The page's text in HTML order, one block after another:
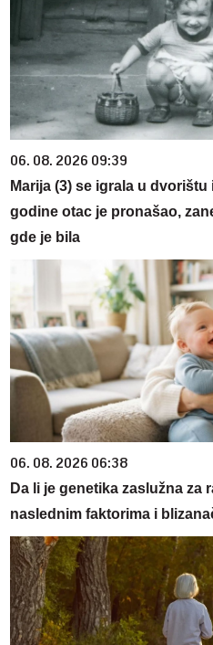
06. 08. 2026 09:39
Marija (3) se igrala u
godine otac je pronašao,
gde je bila
06. 08. 2026 06:38
Da li je genetika zaslužna za
naslednim faktorima i